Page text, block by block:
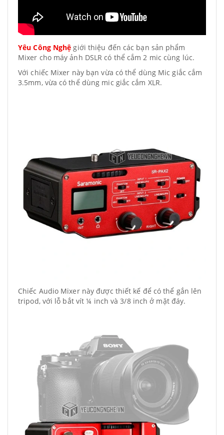
Yêu Công Nghệ giới thiệu đến các bạn sản phẩm
Mixer cho máy ảnh DSLR có thể cắm 2 mic cùng lúc.
Với chiếc Mixer này bạn vừa có thể dùng Mic giắc cắm
3.5mm, vừa có thể dùng mic giắc cắm XLR.
Chiếc Audio Mixer này được thiết kế để có thể gắn lên
tripod, với lỗ bắt vít ¼ inch và 3/8 inch ở mặt đáy.